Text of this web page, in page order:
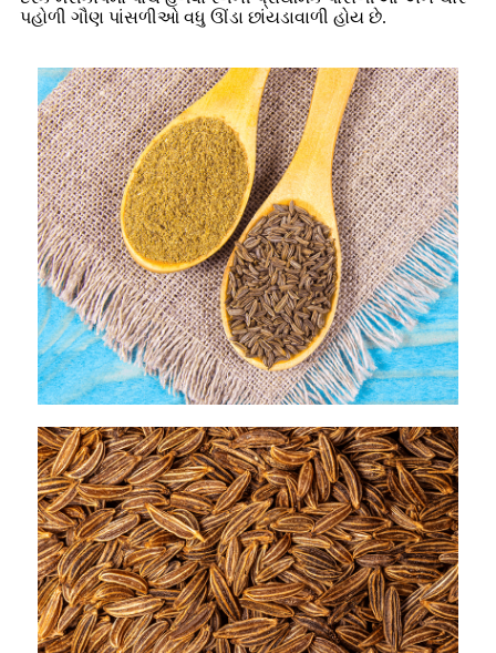
પહોળી ગૌણ પાંસળીઓ વધુ ઊંડા છાંયડાવાળી હોય છે.